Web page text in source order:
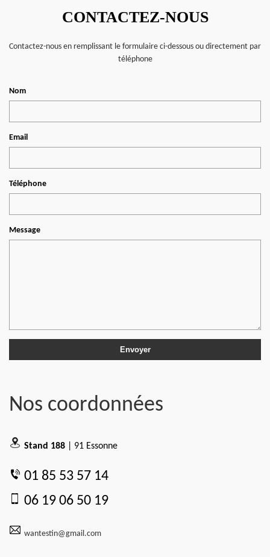
CONTACTEZ-NOUS
Contactez-nous en remplissant le formulaire ci-dessous ou directement par
téléphone
Nom
Email
Téléphone
Message
Nos coordonnées
Stand 188 | 91 Essonne
01 85 53 57 14
06 19 06 50 19
wantestin@gmail.com